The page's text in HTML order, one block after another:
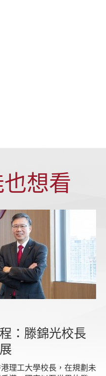
想看
：滕錦光校長
理工大學校長，在規劃未